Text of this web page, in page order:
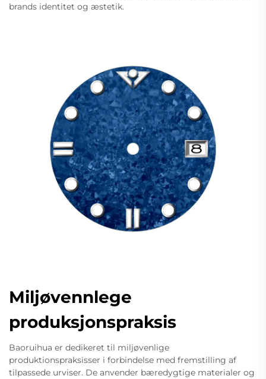
brands identitet og æstetik.
Miljøvennlege
produksjonspraksis
Baoruihua er dedikeret til miljøvenlige
produktionspraksisser i forbindelse med fremstilling af
tilpassede urviser. De anvender bæredygtige materialer og